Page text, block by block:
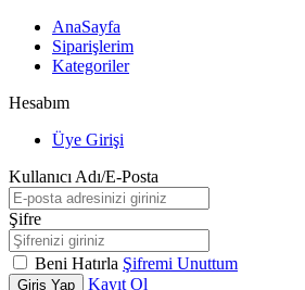
AnaSayfa
Siparişlerim
Kategoriler
Hesabım
Üye Girişi
Kullanıcı Adı/E-Posta
Şifre
Beni Hatırla Şifremi Unuttum
Giriş Yap
Kayıt Ol